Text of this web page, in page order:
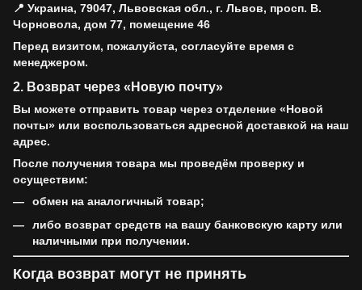
📍 Украина, 79047, Львовская обл., г. Львов, просп. В.
Чорновола, дом 77, помещение 46
Перед визитом, пожалуйста, согласуйте время с
менеджером.
2. Возврат через «Новую почту»
Вы можете отправить товар через отделение «Новой
почты» или воспользоваться адресной доставкой на наш
адрес.
После получения товара мы проведём проверку и
осуществим:
обмен на аналогичный товар;
либо возврат средств на вашу банковскую карту или
наличными при получении.
Когда возврат могут не принять